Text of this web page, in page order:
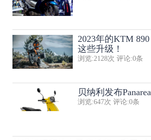
2023年的KTM
这些升级！
浏览:2128次 评论:0条
贝纳利发布
浏览:647次 评论:0条